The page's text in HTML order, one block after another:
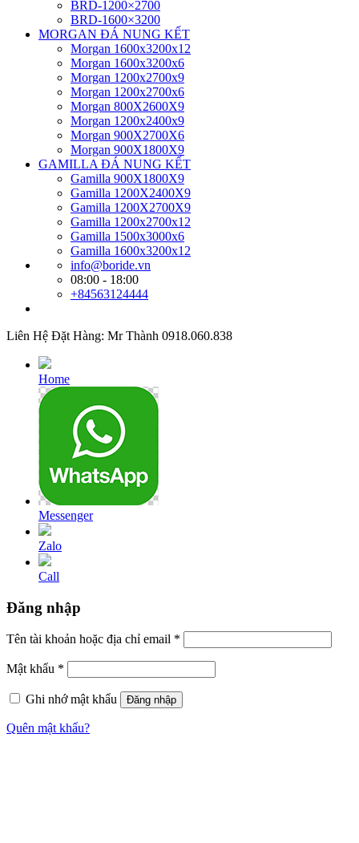
BRD-1200×2700
BRD-1600×3200
MORGAN ĐÁ NUNG KẾT
Morgan 1600x3200x12
Morgan 1600x3200x6
Morgan 1200x2700x9
Morgan 1200x2700x6
Morgan 800X2600X9
Morgan 1200x2400x9
Morgan 900X2700X6
Morgan 900X1800X9
GAMILLA ĐÁ NUNG KẾT
Gamilla 900X1800X9
Gamilla 1200X2400X9
Gamilla 1200X2700X9
Gamilla 1200x2700x12
Gamilla 1500x3000x6
Gamilla 1600x3200x12
info@boride.vn
08:00 - 18:00
+84563124444
Liên Hệ Đặt Hàng: Mr Thành 0918.060.838
Home
Messenger
Zalo
Call
Đăng nhập
Tên tài khoản hoặc địa chỉ email *
Mật khẩu *
Ghi nhớ mật khẩu Đăng nhập
Quên mật khẩu?